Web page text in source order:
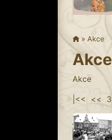
» Akce
Akce
Akce
|<< << 3